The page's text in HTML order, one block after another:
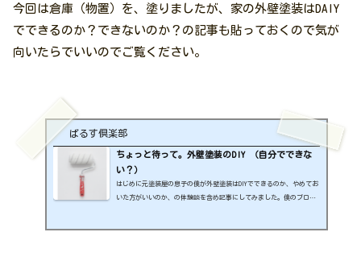
今回は倉庫（物置）を、塗りましたが、家の外壁塗装はDAIY
でできるのか？できないのか？の記事も貼っておくので気が
向いたらでいいのでご覧ください。
ばるす倶楽部
ちょっと待って。外壁塗装のDIY （自分でできな
い？）
はじめに元塗装屋の息子の僕が外壁塗装はDIYでできるのか、やめてお
いた方がいいのか、の体験談を含め記事にしてみました。僕のブログ